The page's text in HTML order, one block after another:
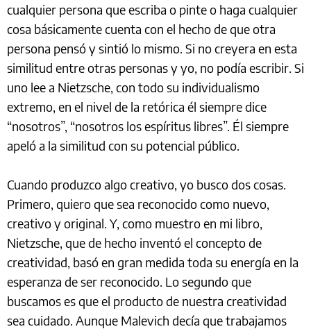
cualquier persona que escriba o pinte o haga cualquier
cosa básicamente cuenta con el hecho de que otra
persona pensó y sintió lo mismo. Si no creyera en esta
similitud entre otras personas y yo, no podía escribir. Si
uno lee a Nietzsche, con todo su individualismo
extremo, en el nivel de la retórica él siempre dice
“nosotros”, “nosotros los espíritus libres”. Él siempre
apeló a la similitud con su potencial público.
Cuando produzco algo creativo, yo busco dos cosas.
Primero, quiero que sea reconocido como nuevo,
creativo y original. Y, como muestro en mi libro,
Nietzsche, que de hecho inventó el concepto de
creatividad, basó en gran medida toda su energía en la
esperanza de ser reconocido. Lo segundo que
buscamos es que el producto de nuestra creatividad
sea cuidado. Aunque Malevich decía que trabajamos